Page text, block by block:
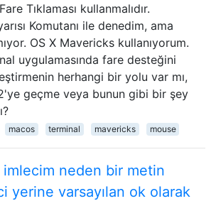
Tıklaması kullanmalıdır.
Komutanı ile denedim, ama
OS X Mavericks kullanıyorum.
uygulamasında fare desteğini
herhangi bir yolu var mı,
geçme veya bunun gibi bir şey
macos terminal mavericks mouse
imlecim neden bir metin
yerine varsayılan ok olarak